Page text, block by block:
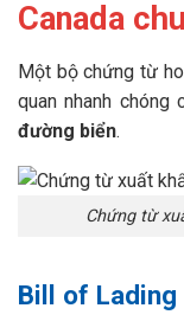
Canada
Một bộ chứng từ
quan nhanh chóng
đường biển.
Chứng từ
Bill of